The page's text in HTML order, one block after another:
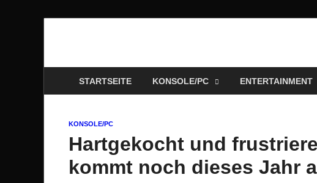
Technoloki: Gaming
STARTSEITE KONSOLE/PC ENTERTAINMENT
KONSOLE/PC
Hartgekocht und
kommt noch dieses Jahr